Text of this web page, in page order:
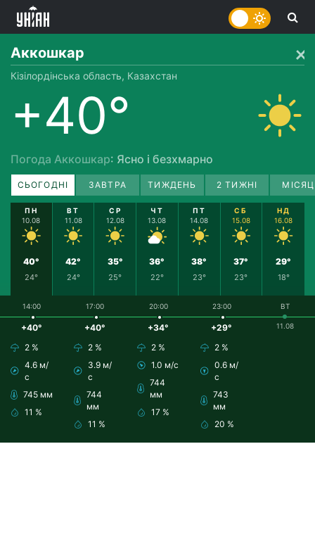
Аккошкар
Кізілордінська область, Казахстан
+40°
Погода Аккошкар: Ясно і безхмарно
СЬОГОДНІ ЗАВТРА ТИЖДЕНЬ 2 ТИЖНІ
ПН
10.08
40°
24°
ВТ
11.08
42°
24°
СР
12.08
35°
25°
ЧТ
13.08
36°
22°
ПТ
14.08
38°
23°
СБ
15.08
37°
23°
НД
16.08
29°
18°
14:00
+40°
2 %
4.6 м/
с
745 мм
11 %
17:00
+40°
2 %
3.9 м/
с
744
мм
11 %
20:00
+34°
2 %
1.0 м/с
744
мм
17 %
23:00
+29°
2 %
0.6 м/
с
743
мм
20 %
ВТ
11.08